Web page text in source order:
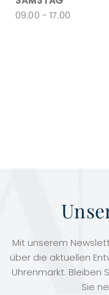
09:00 - 17.00
Mit unserem
über die aktuellen
Uhrenmarkt. Bleiben
Sie